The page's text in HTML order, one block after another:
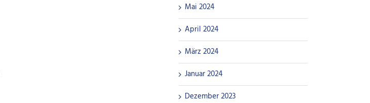
Mai 2024
April 2024
März 2024
Januar 2024
Dezember 2023